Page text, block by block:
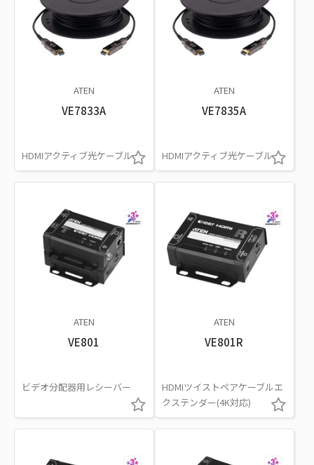
ATEN
VE7833A
HDMIアクティブ光ケーブル
ATEN
VE7835A
HDMIアクティブ光ケーブル
ATEN
VE801
ビデオ分配器用レシーバー
ATEN
VE801R
HDMIツイストペアケーブルエ
クステンダー(4K対応)